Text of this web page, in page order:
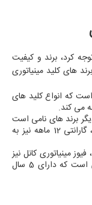
کرد، برند و کیفیت
های کلید مینیاتوری
است که انواع کلید های
می‌ کند.
برند های نامی است
که علاوه بر کیفیت بالا و تیپ‌ های متنوع، گارانتی 12 ماهه نیز به
مینیاتوری کانل نیز
در انواع و تیپ‌ های مختلف قابل سفارش است که دارای 5 سال